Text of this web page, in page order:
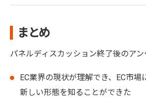
まとめ
パネルディスカッション終了後のアン
EC業界の現状が理解でき、EC市場
新しい形態を知ることができた